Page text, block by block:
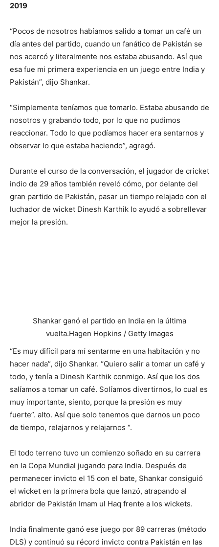
2019
“Pocos de nosotros habíamos salido a tomar un café un
día antes del partido, cuando un fanático de Pakistán se
nos acercó y literalmente nos estaba abusando. Así que
esa fue mi primera experiencia en un juego entre India y
Pakistán”, dijo Shankar.
“Simplemente teníamos que tomarlo. Estaba abusando de
nosotros y grabando todo, por lo que no pudimos
reaccionar. Todo lo que podíamos hacer era sentarnos y
observar lo que estaba haciendo”, agregó.
Durante el curso de la conversación, el jugador de cricket
indio de 29 años también reveló cómo, por delante del
gran partido de Pakistán, pasar un tiempo relajado con el
luchador de wicket Dinesh Karthik lo ayudó a sobrellevar
mejor la presión.
todo, y tenía a Dinesh Karthik conmigo. Así que los dos
salíamos a tomar un café. Solíamos divertirnos, lo cual es
muy importante, siento, porque la presión es muy
fuerte”. alto. Así que solo tenemos que darnos un poco
de tiempo, relajarnos y relajarnos “.
El todo terreno tuvo un comienzo soñado en su carrera
en la Copa Mundial jugando para India. Después de
permanecer invicto el 15 con el bate, Shankar consiguió
el wicket en la primera bola que lanzó, atrapando al
India finalmente ganó ese juego por 89 carreras (método
DLS) y continuó su récord invicto contra Pakistán en las
Copas Mundiales de ODI, lo que lo convirtió en siete
victorias en siete encuentros.